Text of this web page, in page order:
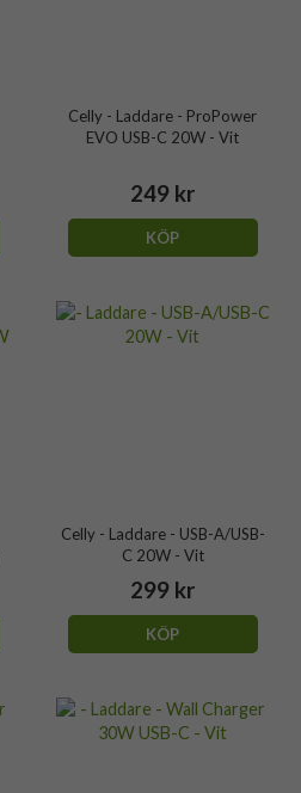
Celly - Laddare - ProPower
EVO USB-C 20W - Vit
249 kr
KÖP
Celly - Laddare - USB-A/USB-
C 20W - Vit
299 kr
KÖP